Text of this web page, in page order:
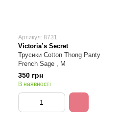
Артикул: 8731
Victoria’s Secret
Трусики Cotton Thong Panty
French Sage , M
350 грн
В наявності